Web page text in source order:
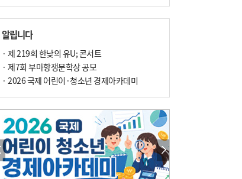
알립니다
· 제 219회 한낮의 유U; 콘서트
· 제7회 부마항쟁문학상 공모
· 2026 국제 어린이·청소년 경제아카데미